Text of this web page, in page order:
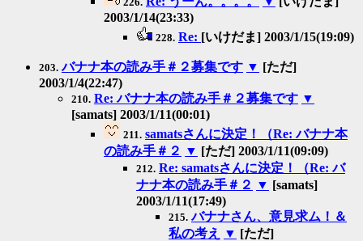
2003/1/14(23:33)
228. Re: [いけだま] 2003/1/15(19:09)
203. バナナ本の読み手＃２募集です ▼ [ただ]
2003/1/4(22:47)
210. Re: バナナ本の読み手＃２募集です ▼
[samats] 2003/1/11(00:01)
211. samatsさんに決定！（Re: バナナ本
の読み手＃２ ▼ [ただ] 2003/1/11(09:09)
212. Re: samatsさんに決定！（Re: バ
ナナ本の読み手＃２ ▼ [samats]
2003/1/11(17:49)
215. バナナさん、意見求ム！＆
私の考え
▼ [ただ]